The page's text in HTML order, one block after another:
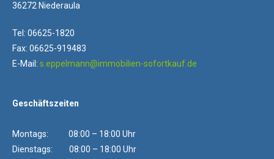
36272 Niederaula
Tel: 06625-1820
Fax: 06625-919483
E-Mail: s.eppelmann@immobilien-sofortkauf.de
Geschäftszeiten
Montags: 08:00 – 18:00 Uhr
Dienstags: 08:00 – 18:00 Uhr